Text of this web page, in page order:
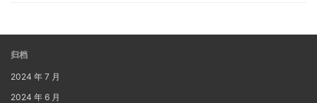
归档
2024 年 7 月
2024 年 6 月